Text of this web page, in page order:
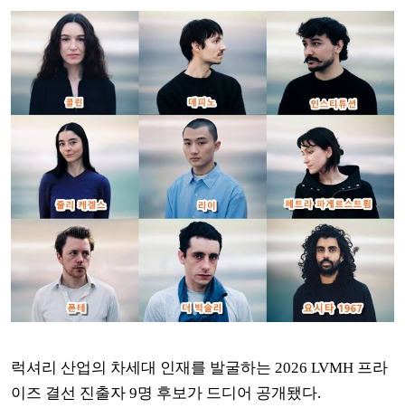
럭셔리 산업의 차세대 인재를 발굴하는 2026 LVMH 프라
이즈 결선 진출자 9명 후보가 드디어 공개됐다.